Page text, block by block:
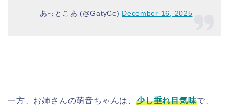
— あっとこあ (@GatyCc) December 16, 2025
一方、お姉さんの萌音ちゃんは、 少し垂れ目気味で、